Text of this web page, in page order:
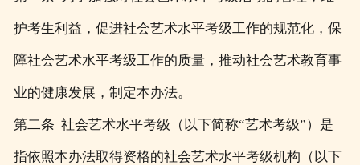
护考生利益，促进社会艺术水平考级工作的规范化，保
障社会艺术水平考级工作的质量，推动社会艺术教育事
业的健康发展，制定本办法。
第二条 社会艺术水平考级（以下简称“艺术考级”）是
指依照本办法取得资格的社会艺术水平考级机构（以下